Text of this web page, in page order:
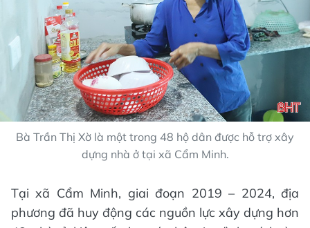
Bà Trần Thị Xờ là một trong 48 hộ dân được hỗ trợ xây
dựng nhà ở tại xã Cẩm Minh.
Tại xã Cẩm Minh, giai đoạn 2019 – 2024, địa
phương đã huy động các nguồn lực xây dựng hơn